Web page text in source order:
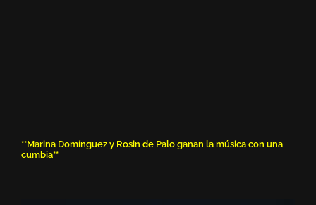
**Marina Domínguez y Rosin de Palo ganan la música con una
cumbia**